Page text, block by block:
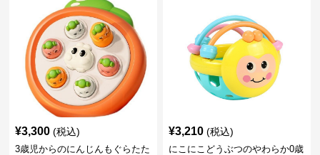
¥3,300 (税込)
3歳児からのにんじんもぐらたた
¥3,210 (税込)
にこにこどうぶつのやわらか0歳